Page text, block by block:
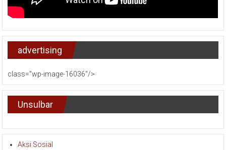
advertising
class="wp-image-16036"/>
Unsulbar
Aksi Sosial